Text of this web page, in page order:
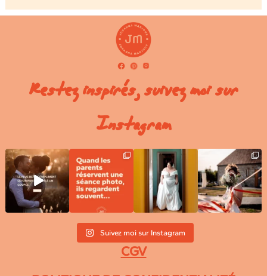
Restez inspirés, suivez moi sur
Instagram
Suivez moi sur Instagram
CGV